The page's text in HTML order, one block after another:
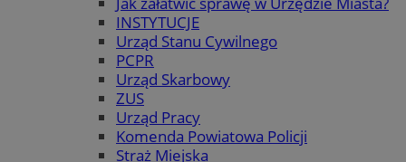
INSTYTUCJE
Urząd Stanu Cywilnego
PCPR
Urząd Skarbowy
ZUS
Urząd Pracy
Komenda Powiatowa Policji
Straż Miejska